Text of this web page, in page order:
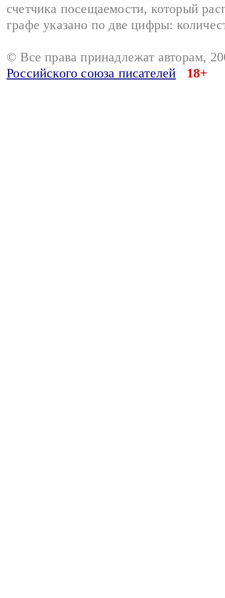
счетчика посещаемости, который
графе указано по две цифры:
© Все права принадлежат авторам,
Российского союза писателей
18+